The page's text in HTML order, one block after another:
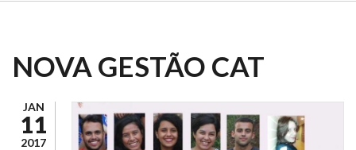
NOVA GESTÃO CAT
JAN
11
2017